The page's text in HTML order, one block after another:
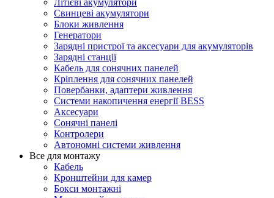
Свинцеві акумулятори
Блоки живлення
Генератори
Зарядні пристрої та аксесуари для акумуляторів
Зарядні станції
Кабель для сонячних панелей
Кріплення для сонячних панелей
Повербанки, адаптери живлення
Системи накопичення енергії BESS
Аксесуари
Сонячні панелі
Контролери
Автономні системи живлення
Все для монтажу
Кабель
Кронштейни для камер
Бокси монтажні